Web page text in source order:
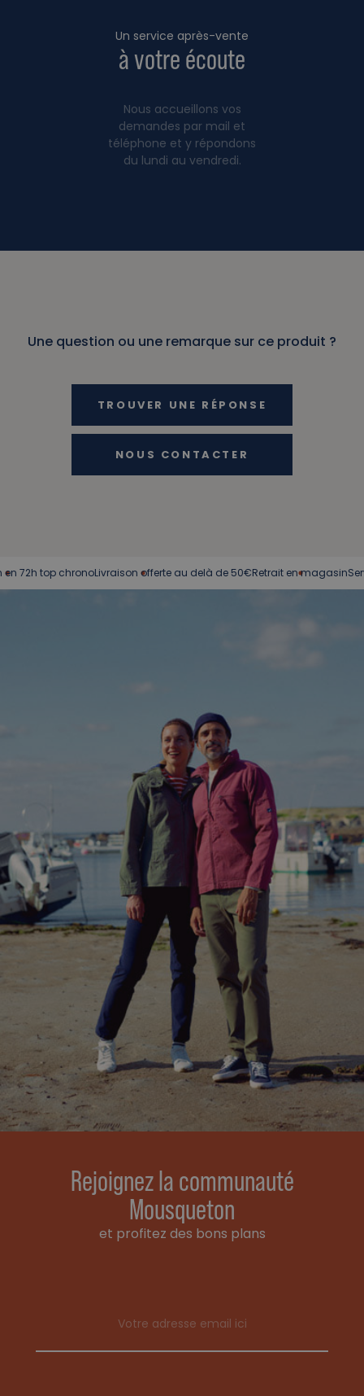
Un service après-vente
à votre écoute
Nous accueillons vos
demandes par mail et
téléphone et y répondons
du lundi au vendredi.
Une question ou une remarque sur ce produit ?
TROUVER UNE RÉPONSE
NOUS CONTACTER
top chrono Livraison offerte au delà de 50€ Retrait en magasinService
Rejoignez la communauté
Mousqueton
et profitez des bons plans